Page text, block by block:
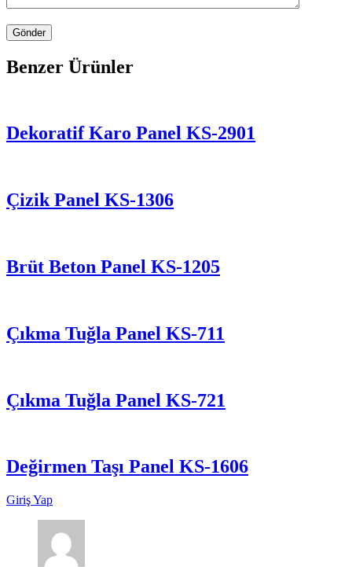
Benzer Ürünler
Dekoratif Karo Panel KS-2901
Çizik Panel KS-1306
Brüt Beton Panel KS-1205
Çıkma Tuğla Panel KS-711
Çıkma Tuğla Panel KS-721
Değirmen Taşı Panel KS-1606
Giriş Yap